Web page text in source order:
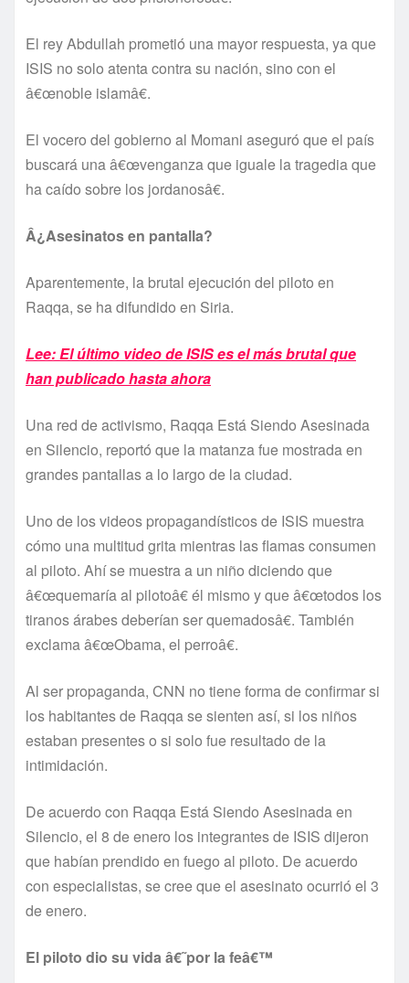
El rey Abdullah prometió una mayor respuesta, ya que
ISIS no solo atenta contra su nación, sino con el
â€œnoble islamâ€.
El vocero del gobierno al Momani aseguró que el paí­s
buscará una â€œvenganza que iguale la tragedia que
ha caí­do sobre los jordanosâ€.
Â¿Asesinatos en pantalla?
Aparentemente, la brutal ejecución del piloto en
Raqqa, se ha difundido en Siria.
Lee: El último video de ISIS es el más brutal que
han publicado hasta ahora
Una red de activismo, Raqqa Está Siendo Asesinada
en Silencio, reportó que la matanza fue mostrada en
grandes pantallas a lo largo de la ciudad.
Uno de los videos propagandí­sticos de ISIS muestra
cómo una multitud grita mientras las flamas consumen
al piloto. Ahí­ se muestra a un niño diciendo que
â€œquemarí­a al pilotoâ€ él mismo y que â€œtodos los
tiranos árabes deberí­an ser quemadosâ€. También
exclama â€œObama, el perroâ€.
Al ser propaganda, CNN no tiene forma de confirmar si
los habitantes de Raqqa se sienten así­, si los niños
estaban presentes o si solo fue resultado de la
intimidación.
De acuerdo con Raqqa Está Siendo Asesinada en
Silencio, el 8 de enero los integrantes de ISIS dijeron
que habí­an prendido en fuego al piloto. De acuerdo
con especialistas, se cree que el asesinato ocurrió el 3
de enero.
El piloto dio su vida â€˜por la feâ€™